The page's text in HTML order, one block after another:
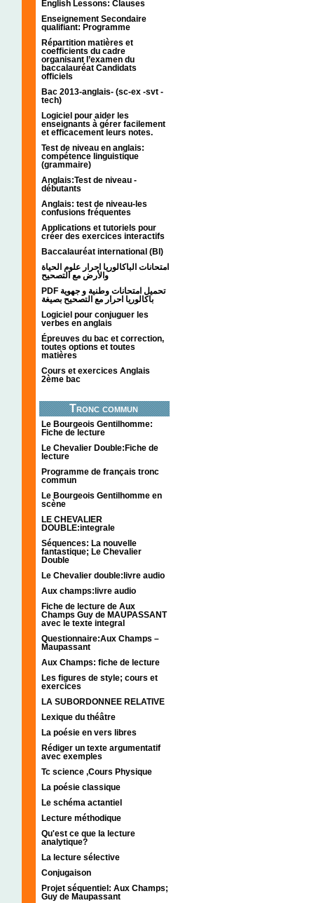
English Lessons: Clauses
Enseignement Secondaire
qualifiant: Programme
Répartition matières et
coefficients du cadre
organisant l’examen du
baccalauréat Candidats
officiels
Bac 2013-anglais- (sc-ex -svt -
tech)
Logiciel pour aider les
enseignants à gérer facilement
et efficacement leurs notes.
Test de niveau en anglais:
compétence linguistique
(grammaire)
Anglais:Test de niveau -
débutants
Anglais: test de niveau-les
confusions fréquentes
Applications et tutoriels pour
créer des exercices interactifs
Baccalauréat international (BI)
امتحانات الباكالوريا احرار علوم الحياة
والأرض مع التصحيح
PDF تحميل امتحانات وطنية و جهوية
باكالوريا احرار مع التصحيح بصيغة
Logiciel pour conjuguer les
verbes en anglais
Épreuves du bac et correction,
toutes options et toutes
matières
Cours et exercices Anglais
2ème bac
Tronc commun
Le Bourgeois Gentilhomme:
Fiche de lecture
Le Chevalier Double:Fiche de
lecture
Programme de français tronc
commun
Le Bourgeois Gentilhomme en
scène
LE CHEVALIER
DOUBLE:integrale
Séquences: La nouvelle
fantastique; Le Chevalier
Double
Le Chevalier double:livre audio
Aux champs:livre audio
Fiche de lecture de Aux
Champs Guy de MAUPASSANT
avec le texte integral
Questionnaire:Aux Champs –
Maupassant
Aux Champs: fiche de lecture
Les figures de style; cours et
exercices
LA SUBORDONNEE RELATIVE
Lexique du théâtre
La poésie en vers libres
Rédiger un texte argumentatif
avec exemples
Tc science ,Cours Physique
La poésie classique
Le schéma actantiel
Lecture méthodique
Qu'est ce que la lecture
analytique?
La lecture sélective
Conjugaison
Projet séquentiel: Aux Champs;
Guy de Maupassant